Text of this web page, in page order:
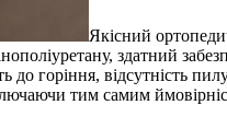
Якісний
здатний
горіння, відсутність пилу
тим самим